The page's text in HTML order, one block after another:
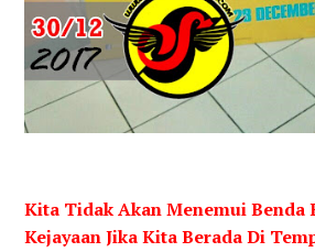
Kita Tidak Akan Menemui Benda
Kejayaan Jika Kita Berada Di